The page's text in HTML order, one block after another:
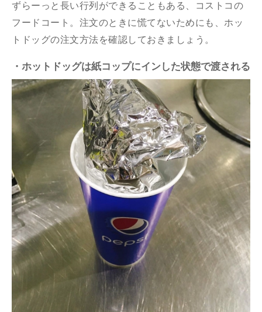
ずらーっと長い行列ができることもある、コストコの
フードコート。注文のときに慌てないためにも、ホッ
トドッグの注文方法を確認しておきましょう。
・ホットドッグは紙コップにインした状態で渡される